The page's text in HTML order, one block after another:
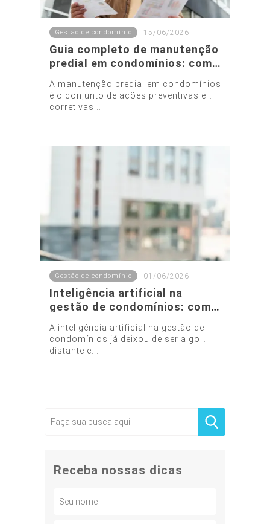
Gestão de condomínio 15/06/2026
Guia completo de manutenção
predial em condomínios: como
A manutenção predial em condomínios
é o conjunto de ações preventivas e
corretivas...
Gestão de condomínio 01/06/2026
Inteligência artificial na
gestão de condomínios: como
transformando a
administração condominial
A inteligência artificial na gestão de
condomínios já deixou de ser algo
distante e...
Receba nossas dicas